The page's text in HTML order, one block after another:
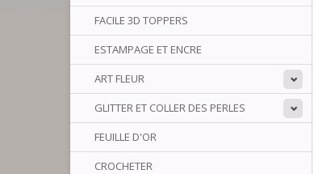
FACILE 3D TOPPERS
ESTAMPAGE ET ENCRE
ART FLEUR
GLITTER ET COLLER DES PERLES
FEUILLE D'OR
CROCHETER